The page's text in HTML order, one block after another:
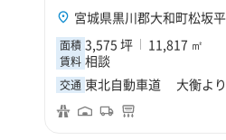
宮城県黒川郡大和町松坂
面積 3,575 坪 11,817 ㎡
賃料 相談
交通 東北自動車道 大衡よ